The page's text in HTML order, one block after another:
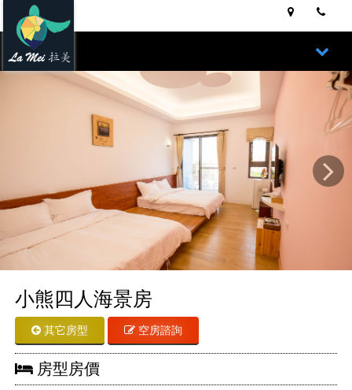
小熊四人海景房
其它房型 空房諮詢
房型房價